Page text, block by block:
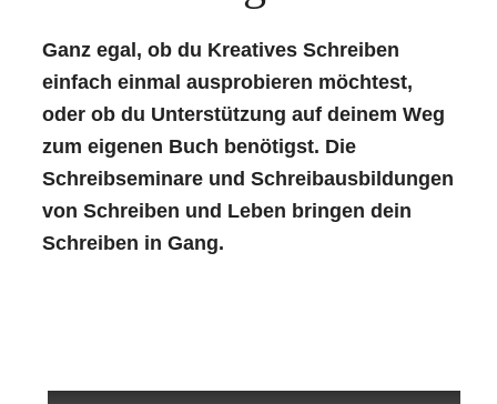
Ganz egal, ob du Kreatives Schreiben
einfach einmal ausprobieren möchtest,
oder ob du Unterstützung auf deinem Weg
zum eigenen Buch benötigst. Die
Schreibseminare und Schreibausbildungen
von Schreiben und Leben bringen dein
Schreiben in Gang.